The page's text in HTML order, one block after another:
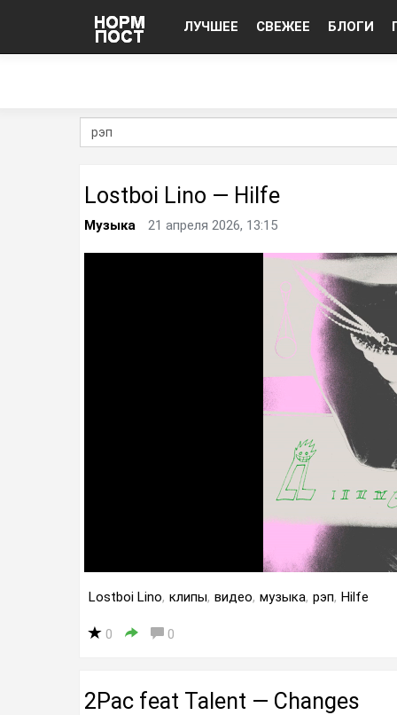
ЛУЧШЕЕ СВЕЖЕЕ БЛОГИ
Lostboi Lino — Hilfe
Музыка 21 апреля 2026, 13:15
Lostboi Lino, клипы, видео, музыка, рэп, Hilfe
0 0
2Pac feat Talent — Changes